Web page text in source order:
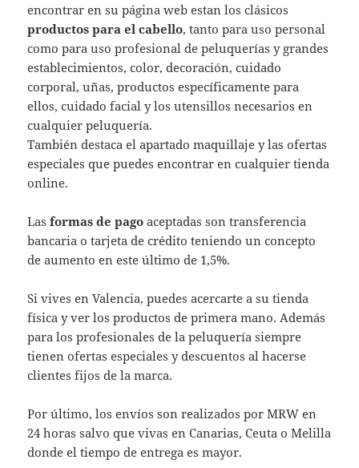
encontrar en su página web estan los clásicos
productos para el cabello, tanto para uso personal
como para uso profesional de peluquerías y grandes
establecimientos, color, decoración, cuidado
corporal, uñas, productos específicamente para
ellos, cuidado facial y los utensillos necesarios en
cualquier peluquería.
También destaca el apartado maquillaje y las ofertas
especiales que puedes encontrar en cualquier tienda
online.
Lasformas de pago aceptadas son transferencia
bancaria o tarjeta de crédito teniendo un concepto
de aumento en este último de 1,5%.
Si vives en Valencia, puedes acercarte a su tienda
física y ver los productos de primera mano. Además
para los profesionales de la peluquería siempre
tienen ofertas especiales y descuentos al hacerse
clientes fijos de la marca.
Por último, los envíos son realizados por MRW en
24 horas salvo que vivas en Canarias, Ceuta o Melilla
donde el tiempo de entrega es mayor.